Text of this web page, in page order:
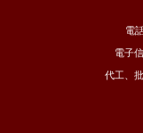
電
電子
代工、